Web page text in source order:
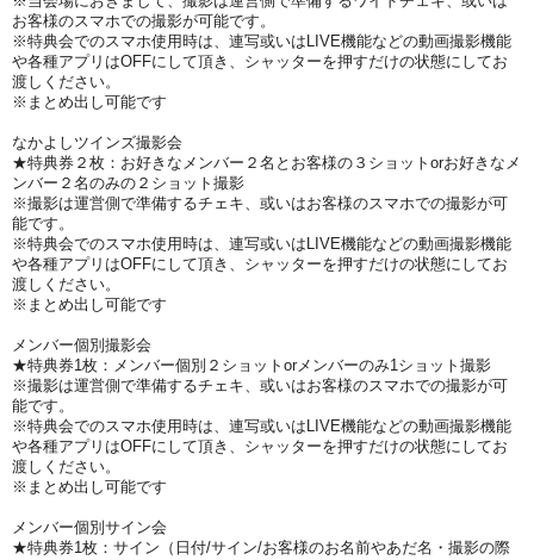
お客様のスマホでの撮影が可能です。
※特典会でのスマホ使用時は、連写或いはLIVE機能などの動画撮影機能
や各種アプリはOFFにして頂き、シャッターを押すだけの状態にしてお
渡しください。
※まとめ出し可能です
なかよしツインズ撮影会
★特典券２枚：お好きなメンバー２名とお客様の３ショットorお好きなメ
ンバー２名のみの２ショット撮影
※撮影は運営側で準備するチェキ、或いはお客様のスマホでの撮影が可
能です。
※特典会でのスマホ使用時は、連写或いはLIVE機能などの動画撮影機能
や各種アプリはOFFにして頂き、シャッターを押すだけの状態にしてお
渡しください。
※まとめ出し可能です
メンバー個別撮影会
★特典券1枚：メンバー個別２ショットorメンバーのみ1ショット撮影
※撮影は運営側で準備するチェキ、或いはお客様のスマホでの撮影が可
能です。
※特典会でのスマホ使用時は、連写或いはLIVE機能などの動画撮影機能
や各種アプリはOFFにして頂き、シャッターを押すだけの状態にしてお
渡しください。
※まとめ出し可能です
メンバー個別サイン会
★特典券1枚：サイン（日付/サイン/お客様のお名前やあだ名・撮影の際